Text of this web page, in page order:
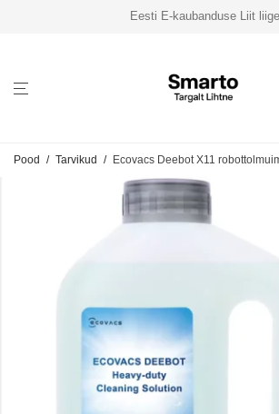
Eesti E-kaubanduse Liit
Pood / Tarvikud / Ecovacs Deebot X11 robottolmuimeja